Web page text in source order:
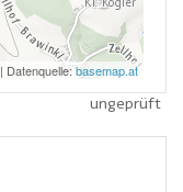
| Datenquelle: basemap.at
ungeprüft